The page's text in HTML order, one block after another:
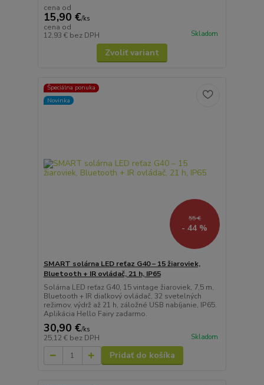
cena od
15,90 €/ks
cena od
12,93 € bez DPH Skladom
Zvoliť variant
Špeciálna ponuka
Novinka
55 €
- 44 %
SMART solárna LED reťaz G40 – 15 žiaroviek,
Bluetooth + IR ovládač, 21 h, IP65
Solárna LED reťaz G40, 15 vintage žiaroviek, 7,5 m,
Bluetooth + IR diaľkový ovládač, 32 svetelných
režimov, výdrž až 21 h, záložné USB nabíjanie, IP65.
Aplikácia Hello Fairy zadarmo.
30,90 €/ks
25,12 € bez DPH Skladom
Pridať do košíka